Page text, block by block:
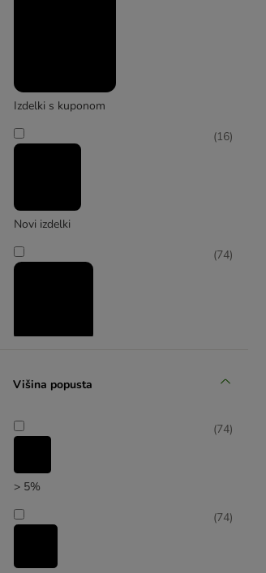
Izdelki s kuponom
Novi izdelki
(16)
(74)
zoohitov izbor
(6)
Višina popusta
> 5%
(74)
(74)